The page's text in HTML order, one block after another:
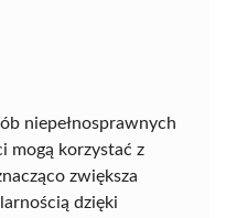
niepełnosprawnych
mogą korzystać z
zwiększa
dzięki